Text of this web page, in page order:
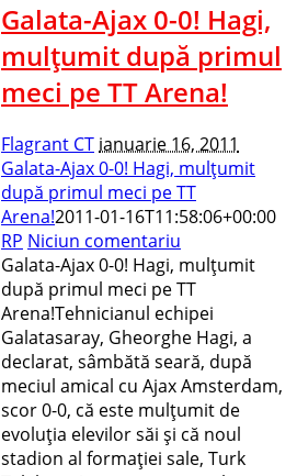
Galata-Ajax 0-0! Hagi,
mulţumit după primul
meci pe TT Arena!
Flagrant CT ianuarie 16, 2011
Galata-Ajax 0-0! Hagi, mulţumit
după primul meci pe TT
Arena!2011-01-16T11:58:06+00:00
RP Niciun comentariu
Galata-Ajax 0-0! Hagi, mulţumit
după primul meci pe TT
Arena!Tehnicianul echipei
Galatasaray, Gheorghe Hagi, a
declarat, sâmbătă seară, după
meciul amical cu Ajax Amsterdam,
scor 0-0, că este mulţumit de
evoluţia elevilor săi şi că noul
stadion al formaţiei sale, Turk